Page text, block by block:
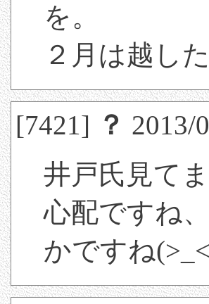
を。
２月は越し
[7421] ？ 2013/
井戸氏見て
心配ですね
かですね